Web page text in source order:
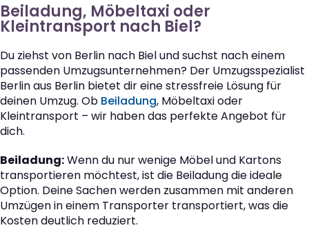
Beiladung, Möbeltaxi oder
Kleintransport nach Biel?
Du ziehst von Berlin nach Biel und suchst nach einem
passenden Umzugsunternehmen? Der Umzugsspezialist
Berlin aus Berlin bietet dir eine stressfreie Lösung für
deinen Umzug. Ob Beiladung, Möbeltaxi oder
Kleintransport – wir haben das perfekte Angebot für
dich.
Beiladung:Wenn du nur wenige Möbel und Kartons
transportieren möchtest, ist die Beiladung die ideale
Option. Deine Sachen werden zusammen mit anderen
Umzügen in einem Transporter transportiert, was die
Kosten deutlich reduziert.